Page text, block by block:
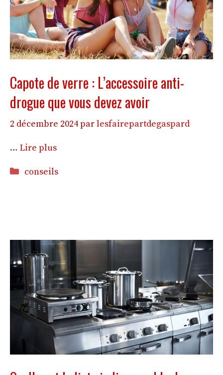
Capote de verre : L’accessoire anti-
drogue que vous devez avoir
2 décembre 2024parlesfairepartdegaspard
… Lire plus
Catégories
conseils